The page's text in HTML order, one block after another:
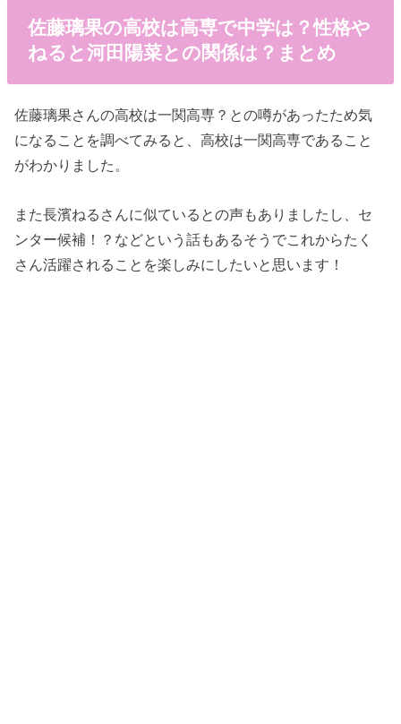
佐藤璃果の高校は高専で中学は？性格や
ねると河田陽菜との関係は？まとめ
佐藤璃果さんの高校は一関高専？との噂があったため気
になることを調べてみると、高校は一関高専であること
がわかりました。
また長濱ねるさんに似ているとの声もありましたし、セ
ンター候補！？などという話もあるそうでこれからたく
さん活躍されることを楽しみにしたいと思います！